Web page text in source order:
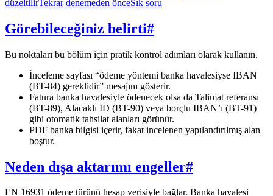
düzeltilirTekrar denemeden önceSık soru
Görebileceğiniz belirti#
Bu noktaları bu bölüm için pratik kontrol adımları olarak kullanın.
İnceleme sayfası “ödeme yöntemi banka havalesiyse IBAN
(BT-84) gereklidir” mesajını gösterir.
Fatura banka havalesiyle ödenecek olsa da Talimat referansı
(BT-89), Alacaklı ID (BT-90) veya borçlu IBAN’ı (BT-91)
gibi otomatik tahsilat alanları görünür.
PDF banka bilgisi içerir, fakat incelenen yapılandırılmış alan
boştur.
Neden dışa aktarımı engeller#
EN 16931 ödeme türünü hesap verisiyle bağlar. Banka havalesi